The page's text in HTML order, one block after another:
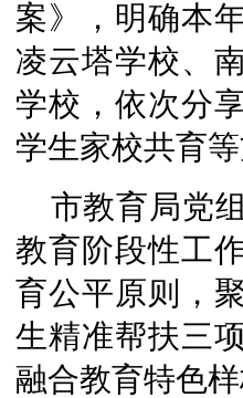
案》，明确本
凌云塔学校、
学校，依次分
学生家校共育
市教育局党
教育阶段性工
育公平原则，
生精准帮扶三
融合教育特色样